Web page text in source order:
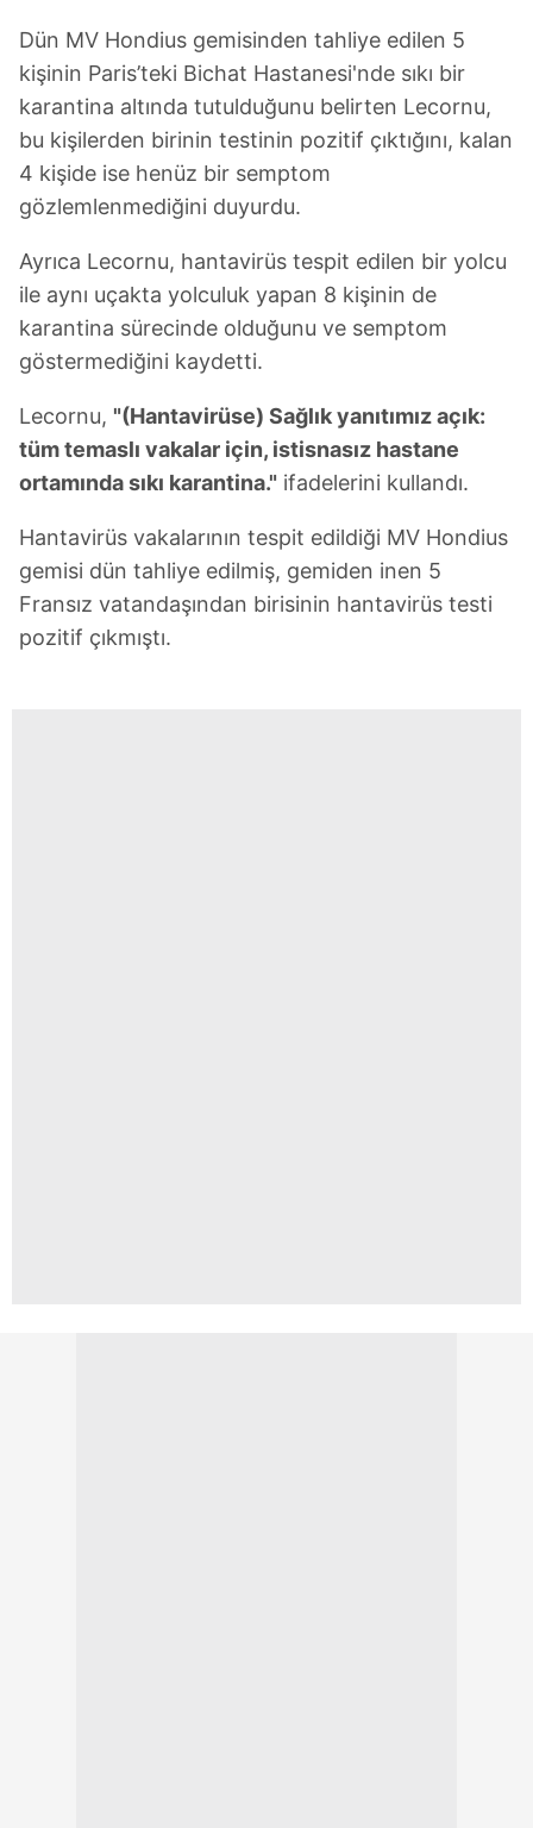
Dün MV Hondius gemisinden tahliye edilen 5
kişinin Paris’teki Bichat Hastanesi'nde sıkı bir
karantina altında tutulduğunu belirten Lecornu,
bu kişilerden birinin testinin pozitif çıktığını, kalan
4 kişide ise henüz bir semptom
gözlemlenmediğini duyurdu.
Ayrıca Lecornu, hantavirüs tespit edilen bir yolcu
ile aynı uçakta yolculuk yapan 8 kişinin de
karantina sürecinde olduğunu ve semptom
göstermediğini kaydetti.
Lecornu, "(Hantavirüse) Sağlık yanıtımız açık:
tüm temaslı vakalar için, istisnasız hastane
ortamında sıkı karantina." ifadelerini kullandı.
Hantavirüs vakalarının tespit edildiği MV Hondius
gemisi dün tahliye edilmiş, gemiden inen 5
Fransız vatandaşından birisinin hantavirüs testi
pozitif çıkmıştı.